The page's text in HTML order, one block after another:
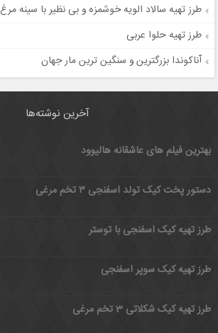
طرز تهیه سالاد الویه خوشمزه و بی نظیر با سینه مرغ
طرز تهیه حلوا عربی
آناکوندا بزرگترین و سنگین ترین مار جهان
آخرین نوشته‌ها
بهترین فیلم های عاشقانه هالیوود
دستور پخت کیک تولد اسفنجی ۳ تخم مرغی
طرز تهیه کیک اسفنجی با توستر
طرز تهیه کیک سوپر اسفنجی
طرز تهیه کیک شکلاتی 3 تخم مرغی